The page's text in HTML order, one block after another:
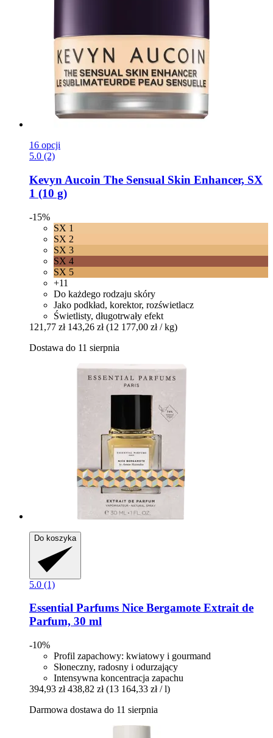
16 opcji
5.0 (2)
Kevyn Aucoin The Sensual Skin Enhancer, SX
1 (10 g)
-15%
SX 1
SX 2
SX 3
SX 4
SX 5
+11
Do każdego rodzaju skóry
Jako podkład, korektor, rozświetlacz
Świetlisty, długotrwały efekt
121,77 zł 143,26 zł (12 177,00 zł / kg)
Dostawa do 11 sierpnia
Do koszyka
5.0 (1)
Essential Parfums Nice Bergamote Extrait de
Parfum, 30 ml
-10%
Profil zapachowy: kwiatowy i gourmand
Słoneczny, radosny i odurzający
Intensywna koncentracja zapachu
394,93 zł 438,82 zł (13 164,33 zł / l)
Darmowa dostawa do 11 sierpnia